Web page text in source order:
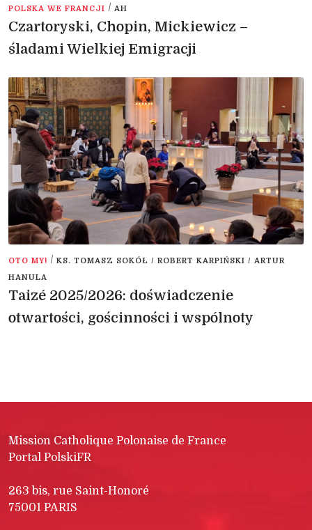
POLSKA WE FRANCJI / AH
Czartoryski, Chopin, Mickiewicz –
śladami Wielkiej Emigracji
OTO MY! / KS. TOMASZ SOKÓŁ / ROBERT KARPIŃSKI / ARTUR
HANULA
Taizé 2025/2026: doświadczenie
otwartości, gościnności i wspólnoty
Mission Catholique Polonaise de France
Portal PolskiFR
263 bis, rue Saint-Honoré
75001 PARIS